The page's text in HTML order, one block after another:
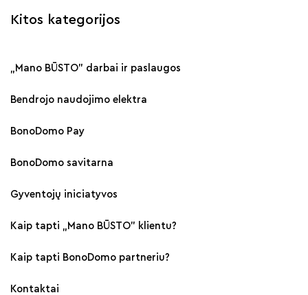
Kitos kategorijos
„Mano BŪSTO" darbai ir paslaugos
Bendrojo naudojimo elektra
BonoDomo Pay
BonoDomo savitarna
Gyventojų iniciatyvos
Kaip tapti „Mano BŪSTO" klientu?
Kaip tapti BonoDomo partneriu?
Kontaktai